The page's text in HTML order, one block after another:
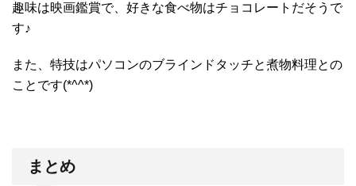
趣味は映画鑑賞で、好きな食べ物はチョコレートだそうで
す♪
また、特技はパソコンのブラインドタッチと煮物料理との
ことです(*^^*)
まとめ